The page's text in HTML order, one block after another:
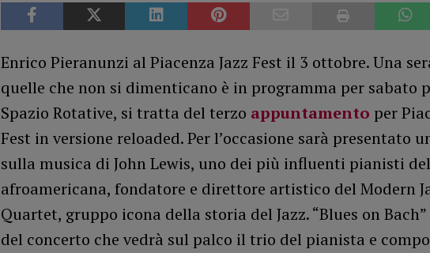
Enrico Pieranunzi al Piacenza Jazz Fest il 3 ottobre. Una
quelle che non si dimenticano è in programma per sabato
Spazio Rotative, si tratta del terzo appuntamento per
Fest in versione reloaded. Per l’occasione sarà presentato
sulla musica di John Lewis, uno dei più influenti pianisti
afroamericana, fondatore e direttore artistico del Modern
Quartet, gruppo icona della storia del Jazz. “Blues on
del concerto che vedrà sul palco il trio del pianista e